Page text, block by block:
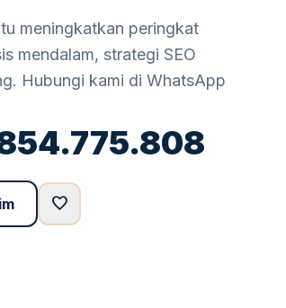
meningkatkan peringkat
mendalam, strategi SEO
Hubungi kami di WhatsApp
favorite